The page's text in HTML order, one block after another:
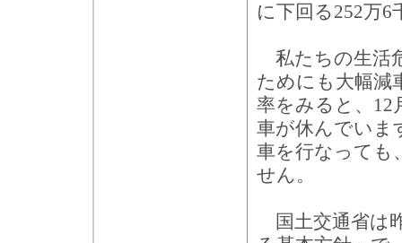
に下回る252万6
私たちの生活
ためにも大幅減
率をみると、12
車が休んでいま
車を行なっても
せん。
国土交通省は